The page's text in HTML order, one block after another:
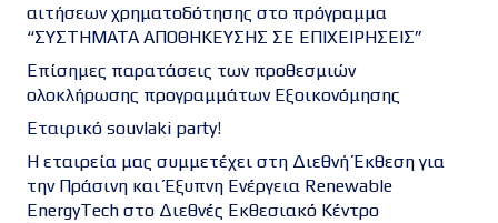
αιτήσεων χρηματοδότησης στο πρόγραμμα
“ΣΥΣΤΗΜΑΤΑ ΑΠΟΘΗΚΕΥΣΗΣ ΣΕ ΕΠΙΧΕΙΡΗΣΕΙΣ”
Επίσημες παρατάσεις των προθεσμιών
ολοκλήρωσης προγραμμάτων Εξοικονόμησης
Εταιρικό souvlaki party!
Η εταιρεία μας συμμετέχει στη Διεθνή Έκθεση για
την Πράσινη και Έξυπνη Ενέργεια Renewable
EnergyTech στο Διεθνές Εκθεσιακό Κέντρο